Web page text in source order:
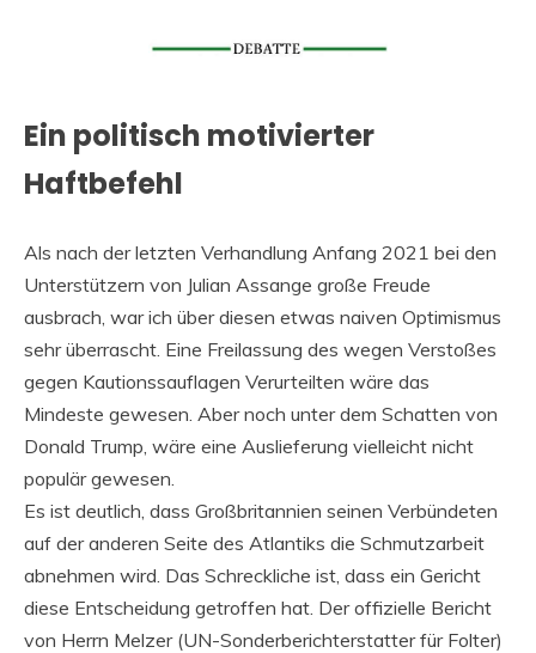
Ein politisch motivierter
Haftbefehl
Als nach der letzten Verhandlung Anfang 2021 bei den
Unterstützern von Julian Assange große Freude
ausbrach, war ich über diesen etwas naiven Optimismus
sehr überrascht. Eine Freilassung des wegen Verstoßes
gegen Kautionssauflagen Verurteilten wäre das
Mindeste gewesen. Aber noch unter dem Schatten von
Donald Trump, wäre eine Auslieferung vielleicht nicht
populär gewesen.
Es ist deutlich, dass Großbritannien seinen Verbündeten
auf der anderen Seite des Atlantiks die Schmutzarbeit
abnehmen wird. Das Schreckliche ist, dass ein Gericht
diese Entscheidung getroffen hat. Der offizielle Bericht
von Herrn Melzer (UN-Sonderberichterstatter für Folter)